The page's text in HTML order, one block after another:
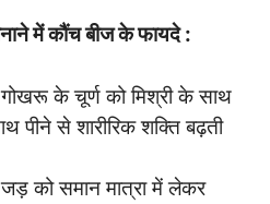
में कौंच बीज के फायदे :
के चूर्ण को मिश्री के साथ
पीने से शारीरिक शक्ति बढ़ती
को समान मात्रा में लेकर